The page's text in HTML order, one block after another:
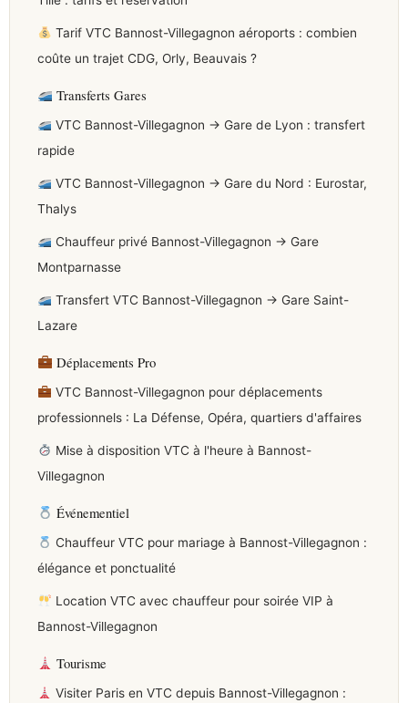
Tarif VTC Bannost-Villegagnon aéroports : combien
coûte un trajet CDG, Orly, Beauvais ?
Transferts Gares
VTC Bannost-Villegagnon → Gare de Lyon : transfert
rapide
VTC Bannost-Villegagnon → Gare du Nord : Eurostar,
Thalys
Chauffeur privé Bannost-Villegagnon → Gare
Montparnasse
Transfert VTC Bannost-Villegagnon → Gare Saint-
Lazare
Déplacements Pro
VTC Bannost-Villegagnon pour déplacements
professionnels : La Défense, Opéra, quartiers d'affaires
Mise à disposition VTC à l'heure à Bannost-
Villegagnon
Événementiel
Chauffeur VTC pour mariage à Bannost-Villegagnon :
élégance et ponctualité
Location VTC avec chauffeur pour soirée VIP à
Bannost-Villegagnon
Tourisme
Visiter Paris en VTC depuis Bannost-Villegagnon :